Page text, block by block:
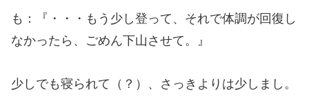
も：『・・・もう少し登って、それで体調が回復し
なかったら、ごめん下山させて。』
少しでも寝られて（？）、さっきよりは少しまし。